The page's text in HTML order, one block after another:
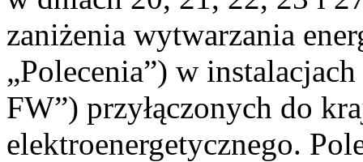
zaniżenia wytwarzania
„Polecenia”) w
FW”) przyłączonych do
elektroenergetycznego.